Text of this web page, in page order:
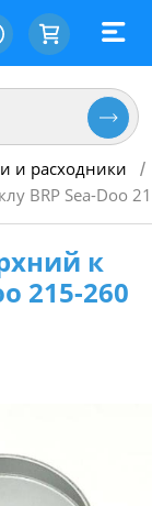
и расходники
/
BRP Sea-Doo
к
215-260